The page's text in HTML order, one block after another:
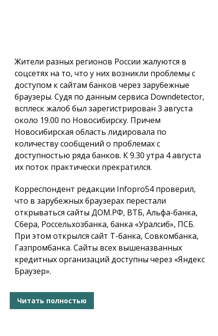
Жители разных регионов России жалуются в
соцсетях на то, что у них возникли проблемы с
доступом к сайтам банков через зарубежные
браузеры. Судя по данным сервиса Downdetector,
всплеск жалоб был зарегистрирован 3 августа
около 19.00 по Новосибирску. Причем
Новосибирская область лидировала по
количеству сообщений о проблемах с
доступностью ряда банков. К 9.30 утра 4 августа
их поток практически прекратился.
Корреспондент редакции Infopro54 проверил,
что в зарубежных браузерах перестали
открываться сайты ДОМ.РФ, ВТБ, Альфа-банка,
Сбера, Россельхозбанка, банка «Уралсиб», ПСБ.
При этом открылся сайт Т-банка, Совкомбанка,
Газпромбанка. Сайты всех вышеназванных
кредитных организаций доступны через «Яндекс
Браузер».
Читать полностью